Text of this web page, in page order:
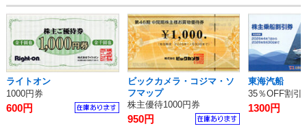
ライトオン
1000円券
600円
ビックカメラ・コジマ・ソ
フマップ
株主優待1000円券
950円
東海汽船
35％OFF割引
1300円